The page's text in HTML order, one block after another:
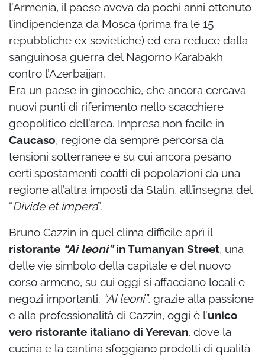
l’Armenia, il paese aveva da pochi anni ottenuto
l’indipendenza da Mosca (prima fra le 15
repubbliche ex sovietiche) ed era reduce dalla
sanguinosa guerra del Nagorno Karabakh
contro l’Azerbaijan.
Era un paese in ginocchio, che ancora cercava
nuovi punti di riferimento nello scacchiere
geopolitico dell’area. Impresa non facile in
Caucaso, regione da sempre percorsa da
tensioni sotterranee e su cui ancora pesano
certi spostamenti coatti di popolazioni da una
regione all’altra imposti da Stalin, all’insegna del
“Divide et impera”.
Bruno Cazzin in quel clima difficile aprì il
ristorante “Ai leoni”in Tumanyan Street, una
delle vie simbolo della capitale e del nuovo
corso armeno, su cui oggi si affacciano locali e
negozi importanti. “Ai leoni”, grazie alla passione
e alla professionalità di Cazzin, oggi è l’unico
vero ristorante italiano di Yerevan, dove la
cucina e la cantina sfoggiano prodotti di qualità